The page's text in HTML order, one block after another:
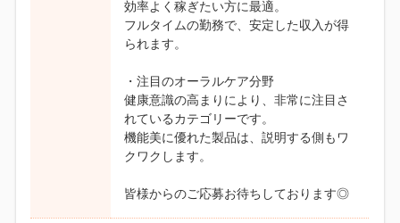
効率よく稼ぎたい方に最適。
フルタイムの勤務で、安定した収入が得
られます。
・注目のオーラルケア分野
健康意識の高まりにより、非常に注目さ
れているカテゴリーです。
機能美に優れた製品は、説明する側もワ
クワクします。
皆様からのご応募お待ちしております◎